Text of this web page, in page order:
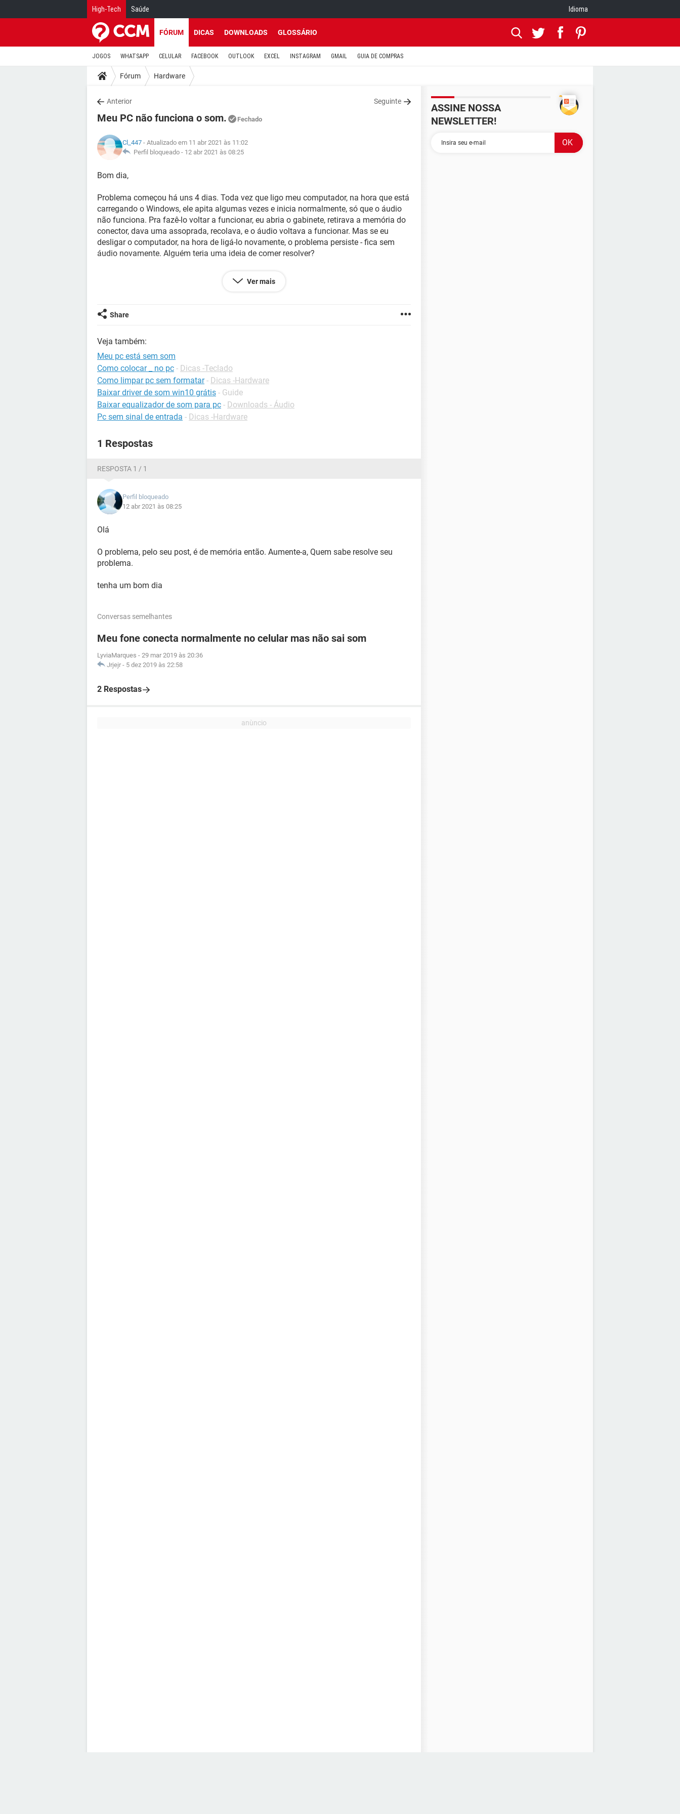
High-Tech Saúde Idioma
FÓRUM DICAS DOWNLOADS GLOSSÁRIO
JOGOS WHATSAPP CELULAR FACEBOOK OUTLOOK EXCEL INSTAGRAM GMAIL GUIA DE COMPRAS
Fórum Hardware
Anterior Seguinte
Meu PC não funciona o som. Fechado
Cl_447 - Atualizado em 11 abr 2021 às 11:02
Perfil bloqueado - 12 abr 2021 às 08:25
Bom dia,
Problema começou há uns 4 dias. Toda vez que ligo meu computador, na hora que está
carregando o Windows, ele apita algumas vezes e inicia normalmente, só que o áudio
não funciona. Pra fazê-lo voltar a funcionar, eu abria o gabinete, retirava a memória do
conector, dava uma assoprada, recolava, e o áudio voltava a funcionar. Mas se eu
desligar o computador, na hora de ligá-lo novamente, o problema persiste - fica sem
áudio novamente. Alguém teria uma ideia de comer resolver?
Ver mais
Share
Veja também:
Meu pc está sem som
Como colocar _ no pc - Dicas -Teclado
Como limpar pc sem formatar - Dicas -Hardware
Baixar driver de som win10 grátis - Guide
Baixar equalizador de som para pc - Downloads - Áudio
Pc sem sinal de entrada - Dicas -Hardware
1 Respostas
RESPOSTA 1 / 1
Perfil bloqueado
12 abr 2021 às 08:25
Olá
O problema, pelo seu post, é de memória então. Aumente-a, Quem sabe resolve seu
problema.
tenha um bom dia
Conversas semelhantes
Meu fone conecta normalmente no celular mas não sai som
LyviaMarques - 29 mar 2019 às 20:36
Jrjejr - 5 dez 2019 às 22:58
2 Respostas
ASSINE NOSSA
NEWSLETTER!